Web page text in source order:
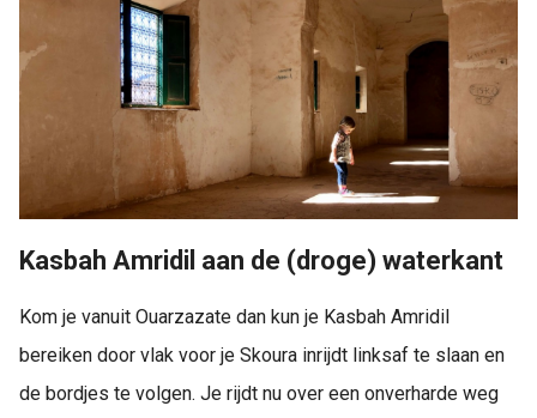
Kasbah Amridil aan de (droge) waterkant
Kom je vanuit Ouarzazate dan kun je Kasbah Amridil
bereiken door vlak voor je Skoura inrijdt linksaf te slaan en
de bordjes te volgen. Je rijdt nu over een onverharde weg